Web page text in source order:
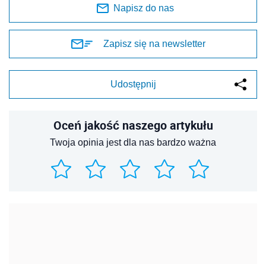
Napisz do nas
Zapisz się na newsletter
Udostępnij
Oceń jakość naszego artykułu
Twoja opinia jest dla nas bardzo ważna